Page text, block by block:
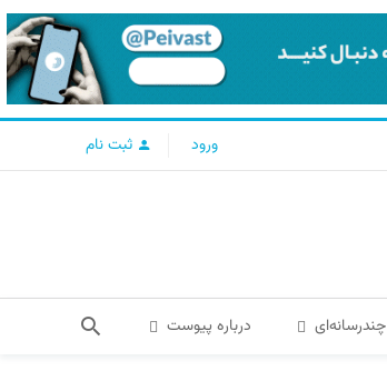
ورود ثبت نام
چندرسانه‌ای درباره پیوست